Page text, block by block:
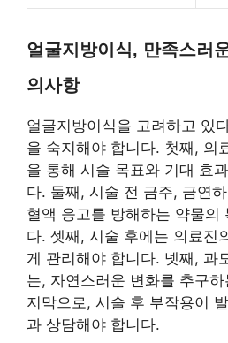
얼굴지방이식, 만족스러
의사항
얼굴지방이식을 고려하고 있
을 숙지해야 합니다. 첫째, 의
을 통해 시술 목표와 기대 효
다. 둘째, 시술 전 금주, 금연
혈액 응고를 방해하는 약물의
다. 셋째, 시술 후에는 의료진
게 관리해야 합니다. 넷째, 과
는, 자연스러운 변화를 추구
지막으로, 시술 후 부작용이
과 상담해야 합니다.